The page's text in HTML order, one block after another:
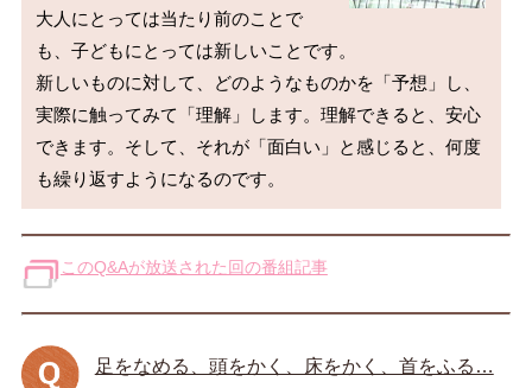
大人にとっては当たり前のことで
も、子どもにとっては新しいことです。
新しいものに対して、どのようなものかを「予想」し、
実際に触ってみて「理解」します。理解できると、安心
できます。そして、それが「面白い」と感じると、何度
このQ&Aが放送された回の番組記事
足をなめる、頭をかく、床をかく、首をふる…